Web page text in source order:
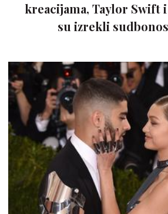
kreacijama, Taylor Swift
su izrekli